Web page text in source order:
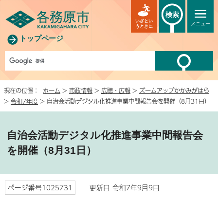
トップページ
メニュー
いざとい
うときに
検索
現在の位置： ホーム > 市政情報 > 広聴・広報 > ズームアップかかみがはら
> 令和7年度 > 自治会活動デジタル化推進事業中間報告会を開催（8月31日）
自治会活動デジタル化推進事業中間報告会
を開催（8月31日）
ページ番号1025731
更新日 令和7年9月9日